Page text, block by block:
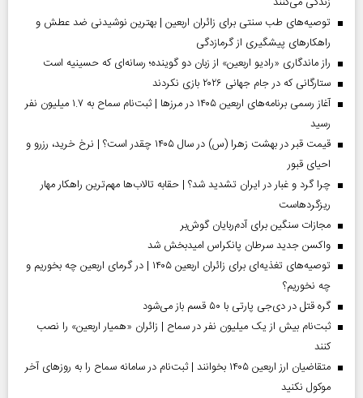
توصیه‌های طب سنتی برای زائران اربعین | بهترین نوشیدنی ضد عطش و
راهکارهای پیشگیری از گرمازدگی
راز ماندگاری «رادیو اربعین» از زبان دو گوینده؛ رسانه‌ای که حسینیه است
ستارگانی که در جام جهانی ۲۰۲۶ بازی نکردند
آغاز رسمی برنامه‌های اربعین ۱۴۰۵ در مرز‌ها | ثبت‌نام سماح به ۱.۷ میلیون نفر
رسید
قیمت قبر در بهشت زهرا (س) در سال ۱۴۰۵ چقدر است؟ | نرخ خرید، رزرو و
احیای قبور
چرا گرد و غبار در ایران تشدید شد؟ | حقابه تالاب‌ها مهم‌ترین راهکار مهار
ریزگردهاست
مجازات سنگین برای آدم‌ربایان گوش‌بر
واکسن جدید سرطان پانکراس امیدبخش شد
توصیه‌های تغذیه‌ای برای زائران اربعین ۱۴۰۵ | در گرمای اربعین چه بخوریم و
چه نخوریم؟
گره قتل در دی‌جی پارتی با ۵۰ قسم باز می‌شود
ثبت‌نام بیش از یک میلیون نفر در سماح | زائران «همیار اربعین» را نصب
کنند
متقاضیان ارز اربعین ۱۴۰۵ بخوانند | ثبت‌نام در سامانه سماح را به روز‌های آخر
موکول نکنید